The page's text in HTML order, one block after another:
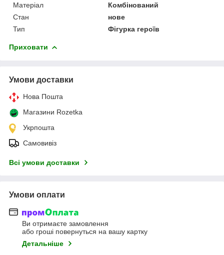
Матеріал
Комбінований
Стан
нове
Тип
Фігурка героїв
Приховати
Умови доставки
Нова Пошта
Магазини Rozetka
Укрпошта
Самовивіз
Всі умови доставки
Умови оплати
Ви отримаєте замовлення
або гроші повернуться на вашу картку
Детальніше